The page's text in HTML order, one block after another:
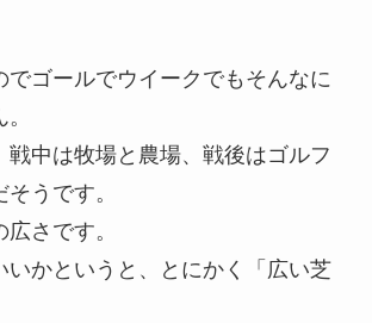
でゴールでウイークでもそんなに
戦中は牧場と農場、戦後はゴルフ
うです。
さです。
いかというと、とにかく「広い芝